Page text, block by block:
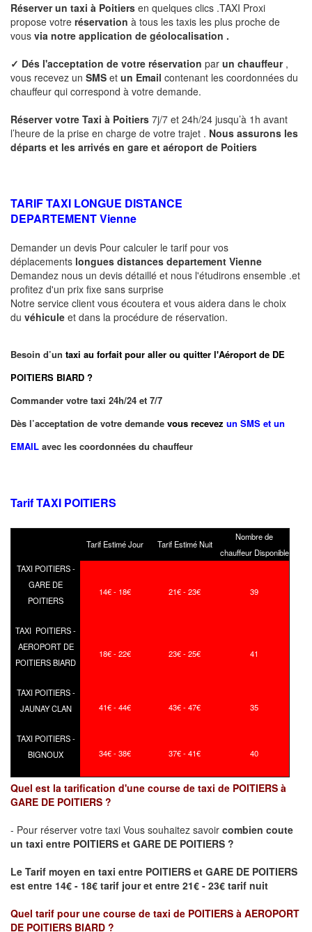
Réserver un taxi à Poitiers en quelques clics .TAXI Proxi
propose votre réservation à tous les taxis les plus proche de
vous via notre application de géolocalisation .
✓ Dés l'acceptation de votre réservation par un chauffeur ,
vous recevez un SMS et un Email contenant les coordonnées du
chauffeur qui correspond à votre demande.
Réserver votre Taxi à Poitiers 7j/7 et 24h/24 jusqu’à 1h avant
l’heure de la prise en charge de votre trajet . Nous assurons les
départs et les arrivés en gare et aéroport de Poitiers
TARIF TAXI LONGUE DISTANCE
DEPARTEMENTVienne
Demander un devis Pour calculer le tarif pour vos
déplacements longues distances departement Vienne
Demandez nous un devis détaillé et nous l'étudirons ensemble .et
profitez d'un prix fixe sans surprise
Notre service client vous écoutera et vous aidera dans le choix
du véhicule et dans la procédure de réservation.
Besoin d’un taxi au forfait pour aller ou quitter l'Aéroport de DE
POITIERS BIARD ?
Commander votre taxi 24h/24 et 7/7
Dès l’acceptation de votre demande vous recevez un SMS et un
EMAIL avec les coordonnées du chauffeur
Tarif TAXI POITIERS
Tarif Estimé Jour Tarif Estimé Nuit
Nombre de
chauffeur Disponible
TAXI POITIERS -
GARE DE
POITIERS
14€ - 18€ 21€ - 23€ 39
TAXI POITIERS -
AEROPORT DE
POITIERS BIARD
18€ - 22€ 23€ - 25€ 41
TAXI POITIERS -
JAUNAY CLAN
41€ - 44€ 43€ - 47€ 35
TAXI POITIERS -
BIGNOUX
34€ - 38€ 37€ - 41€ 40
Quel est la tarification d'une course de taxi de POITIERS à
GARE DE POITIERS ?
- Pour réserver votre taxi Vous souhaitez savoir combien coute
un taxi entre POITIERS et GARE DE POITIERS ?
Le Tarif moyen en taxi entre POITIERS et GARE DE POITIERS
est entre 14€ - 18€ tarif jour et entre 21€ - 23€ tarif nuit
Quel tarif pour une course de taxi de POITIERS à AEROPORT
DE POITIERS BIARD ?